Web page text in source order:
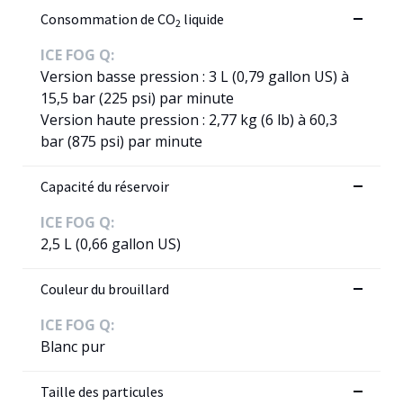
Consommation de CO2 liquide
ICE FOG Q:
Version basse pression : 3 L (0,79 gallon US) à
15,5 bar (225 psi) par minute
Version haute pression : 2,77 kg (6 lb) à 60,3
bar (875 psi) par minute
Capacité du réservoir
ICE FOG Q:
2,5 L (0,66 gallon US)
Couleur du brouillard
ICE FOG Q:
Blanc pur
Taille des particules